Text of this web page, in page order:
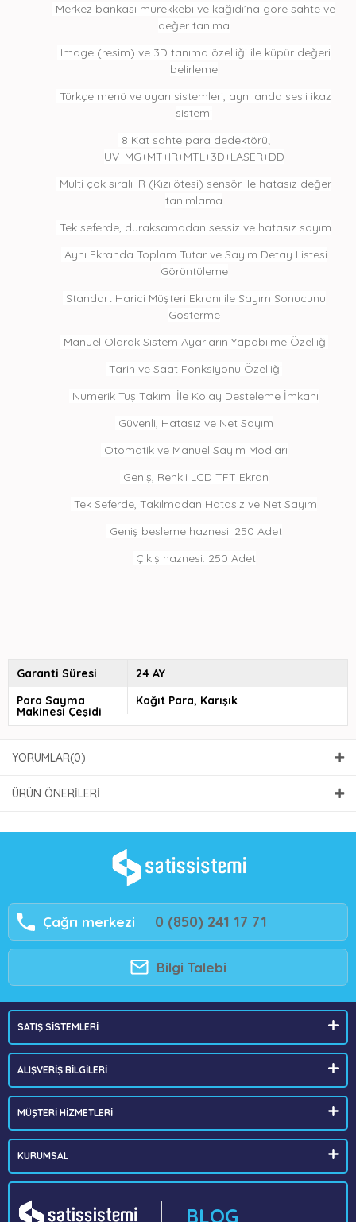
Merkez bankası mürekkebi ve kağıdı’na göre sahte ve
değer tanıma
Image (resim) ve 3D tanıma özelliği ile küpür değeri
belirleme
Türkçe menü ve uyarı sistemleri, aynı anda sesli ikaz
sistemi
8 Kat sahte para dedektörü;
UV+MG+MT+IR+MTL+3D+LASER+DD
Multi çok sıralı IR (Kızılötesi) sensör ile hatasız değer
tanımlama
Tek seferde, duraksamadan sessiz ve hatasız sayım
Aynı Ekranda Toplam Tutar ve Sayım Detay Listesi
Görüntüleme
Standart Harici Müşteri Ekranı ile Sayım Sonucunu
Gösterme
Manuel Olarak Sistem Ayarların Yapabilme Özelliği
Tarih ve Saat Fonksiyonu Özelliği
Numerik Tuş Takımı İle Kolay Desteleme İmkanı
Güvenli, Hatasız ve Net Sayım
Otomatik ve Manuel Sayım Modları
Geniş, Renkli LCD TFT Ekran
Tek Seferde, Takılmadan Hatasız ve Net Sayım
Geniş besleme haznesi: 250 Adet
Çıkış haznesi: 250 Adet
Garanti Süresi
24 AY
Para Sayma
Makinesi Çeşidi
Kağıt Para Karışık
YORUMLAR(0)
ÜRÜN ÖNERILERI
Çağrı merkezi 0 (850) 241 17 71
Bilgi Talebi
SATIŞ SİSTEMLERİ
ALIŞVERİŞ BİLGİLERİ
MÜŞTERİ HİZMETLERİ
KURUMSAL
BLOG